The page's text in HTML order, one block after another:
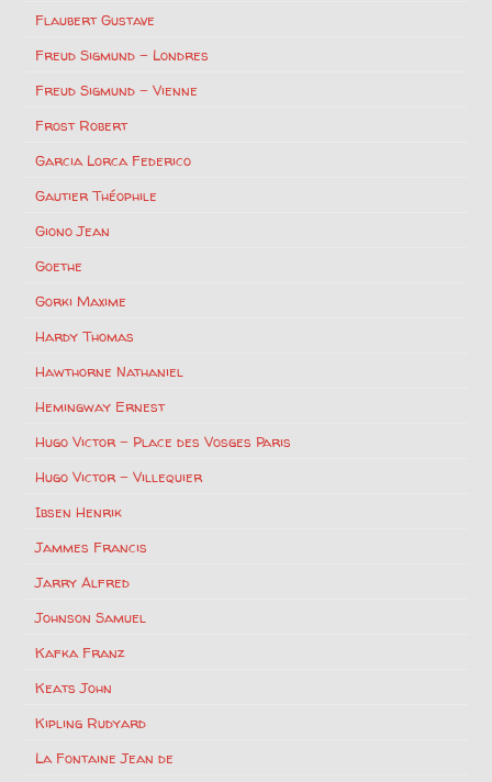
Flaubert Gustave
Freud Sigmund – Londres
Freud Sigmund – Vienne
Frost Robert
Garcia Lorca Federico
Gautier Théophile
Giono Jean
Goethe
Gorki Maxime
Hardy Thomas
Hawthorne Nathaniel
Hemingway Ernest
Hugo Victor – Place des Vosges Paris
Hugo Victor – Villequier
Ibsen Henrik
Jammes Francis
Jarry Alfred
Johnson Samuel
Kafka Franz
Keats John
Kipling Rudyard
La Fontaine Jean de